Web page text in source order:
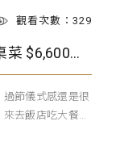
觀看次數：329
媽，換我疼妳囉! 花蓮福容母親節桌菜 $6,600起 4/25前早鳥優惠享KTV、三溫暖買一送一
節儀式感還是很
去飯店吃大餐...